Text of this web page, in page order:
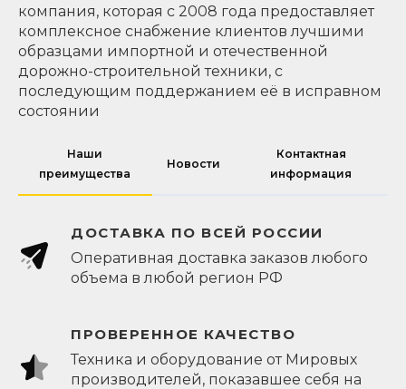
компания, которая с 2008 года предоставляет
комплексное снабжение клиентов лучшими
образцами импортной и отечественной
дорожно-строительной техники, с
последующим поддержанием её в исправном
состоянии
Наши
преимущества
Новости
Контактная
информация
ДОСТАВКА ПО ВСЕЙ РОССИИ
Оперативная доставка заказов любого
объема в любой регион РФ
ПРОВЕРЕННОЕ КАЧЕСТВО
Техника и оборудование от Мировых
производителей, показавшее себя на